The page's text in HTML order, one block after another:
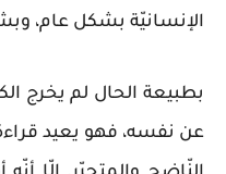
الإنسانيّة بشكل عام،
بطبيعة الحال لم يخرج
عن نفسه، فهو يعيد